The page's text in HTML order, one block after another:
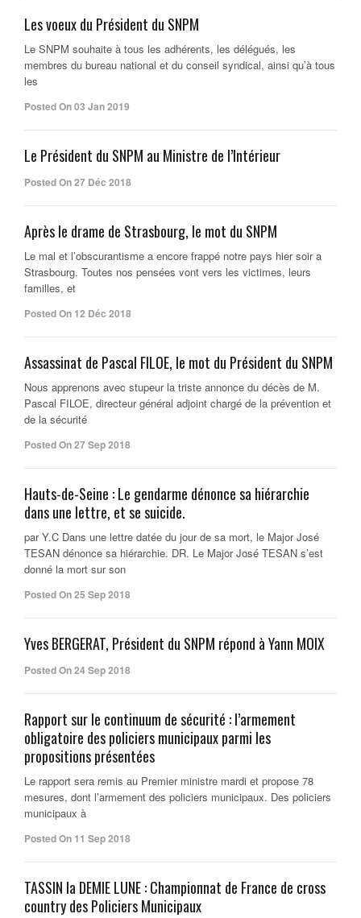
Les voeux du Président du SNPM
Le SNPM souhaite à tous les adhérents, les délégués, les
membres du bureau national et du conseil syndical, ainsi qu’à tous
les
Posted On 03 Jan 2019
Le Président du SNPM au Ministre de l’Intérieur
Posted On 27 Déc 2018
Après le drame de Strasbourg, le mot du SNPM
Le mal et l’obscurantisme a encore frappé notre pays hier soir a
Strasbourg. Toutes nos pensées vont vers les victimes, leurs
familles, et
Posted On 12 Déc 2018
Assassinat de Pascal FILOE, le mot du Président du SNPM
Nous apprenons avec stupeur la triste annonce du décès de M.
Pascal FILOE, directeur général adjoint chargé de la prévention et
de la sécurité
Posted On 27 Sep 2018
Hauts-de-Seine : Le gendarme dénonce sa hiérarchie
dans une lettre, et se suicide.
par Y.C Dans une lettre datée du jour de sa mort, le Major José
TESAN dénonce sa hiérarchie. DR. Le Major José TESAN s’est
donné la mort sur son
Posted On 25 Sep 2018
Yves BERGERAT, Président du SNPM répond à Yann MOIX
Posted On 24 Sep 2018
Rapport sur le continuum de sécurité : l’armement
obligatoire des policiers municipaux parmi les
propositions présentées
Le rapport sera remis au Premier ministre mardi et propose 78
mesures, dont l’armement des policiers municipaux. Des policiers
municipaux à
Posted On 11 Sep 2018
TASSIN la DEMIE LUNE : Championnat de France de cross
country des Policiers Municipaux